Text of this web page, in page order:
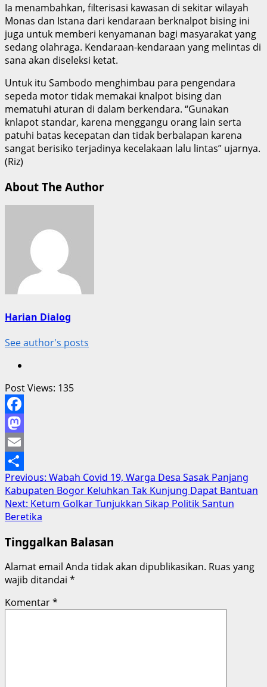
Ia menambahkan, filterisasi kawasan di sekitar wilayah
Monas dan Istana dari kendaraan berknalpot bising ini
juga untuk memberi kenyamanan bagi masyarakat yang
sedang olahraga. Kendaraan-kendaraan yang melintas di
sana akan diseleksi ketat.
Untuk itu Sambodo menghimbau para pengendara
sepeda motor tidak memakai knalpot bising dan
mematuhi aturan di dalam berkendara. “Gunakan
knlapot standar, karena menggangu orang lain serta
patuhi batas kecepatan dan tidak berbalapan karena
sangat berisiko terjadinya kecelakaan lalu lintas” ujarnya.
(Riz)
About The Author
Harian Dialog
See author's posts
Post Views: 135
Facebook
Mastodon
Email
Share
Post
navigation
Previous: Wabah Covid 19, Warga Desa Sasak Panjang
Kabupaten Bogor Keluhkan Tak Kunjung Dapat Bantuan
Next: Ketum Golkar Tunjukkan Sikap Politik Santun
Beretika
Tinggalkan Balasan
Alamat email Anda tidak akan dipublikasikan. Ruas yang
wajib ditandai *
Komentar*